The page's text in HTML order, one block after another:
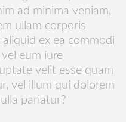
ad minima veniam,
ullam corporis
ex ea commodi
eum iure
velit esse quam
vel illum qui dolorem
pariatur?